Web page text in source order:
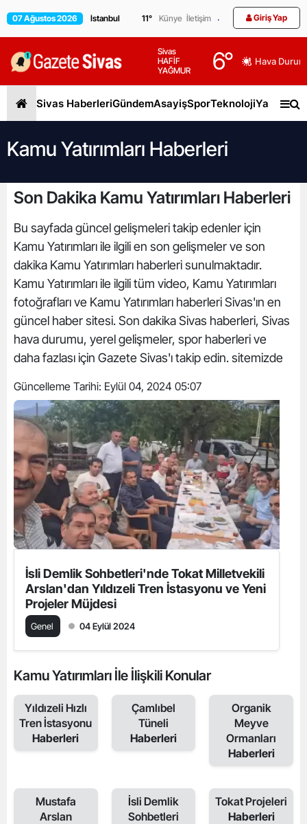
07 Ağustos 2026 11° Künye İletişim Giriş Yap
Sivas
HAFİF
YAĞMUR
6° Hava
Sivas HaberleriGündemAsayişSporTeknolojiYaşam
Kamu Yatırımları Haberleri
Son Dakika Kamu Yatırımları Haberleri
Bu sayfada güncel gelişmeleri takip edenler için
Kamu Yatırımları ile ilgili en son gelişmeler ve son
dakika Kamu Yatırımları haberleri sunulmaktadır.
Kamu Yatırımları ile ilgili tüm video, Kamu Yatırımları
fotoğrafları ve Kamu Yatırımları haberleri Sivas'ın en
güncel haber sitesi. Son dakika Sivas haberleri, Sivas
hava durumu, yerel gelişmeler, spor haberleri ve
daha fazlası için Gazete Sivas'ı takip edin. sitemizde
Güncelleme Tarihi: Eylül 04, 2024 05:07
İsli Demlik Sohbetleri'nde Tokat Milletvekili
Arslan'dan Yıldızeli Tren İstasyonu ve Yeni
Projeler Müjdesi
Genel 04 Eylül 2024
Kamu Yatırımları İle İlişkili Konular
Yıldızeli Hızlı
Tren İstasyonu
Haberleri
Çamlıbel
Tüneli
Haberleri
Organik
Meyve
Ormanları
Haberleri
Mustafa
Arslan
İsli Demlik
Sohbetleri
Tokat Projeleri
Haberleri